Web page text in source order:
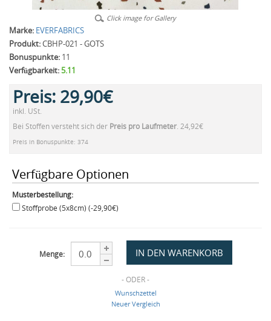
Click image for Gallery
Marke: EVERFABRICS
Produkt:CBHP-021 - GOTS
Bonuspunkte: 11
Verfügbarkeit:5.11
Preis: 29,90€
inkl. USt.
Bei Stoffen versteht sich der Preis pro Laufmeter. 24,92€
Preis in Bonuspunkte: 374
Verfügbare Optionen
Musterbestellung:
Stoffprobe (5x8cm) (-29,90€)
Menge:
- ODER -
Wunschzettel
Neuer Vergleich